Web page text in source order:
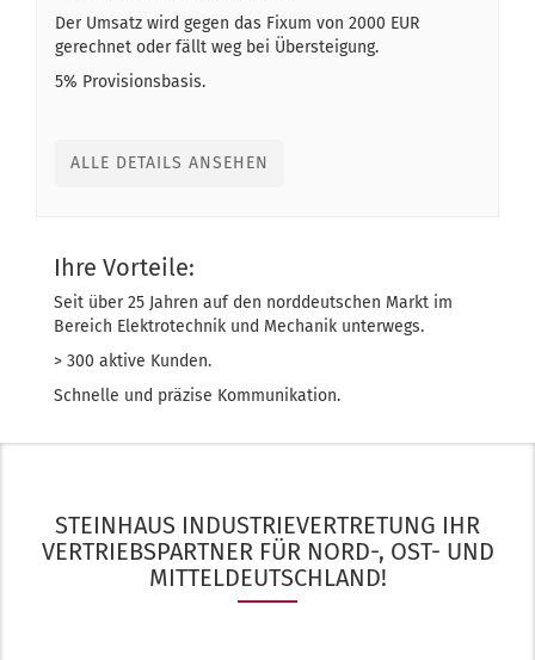
Der Umsatz wird gegen das Fixum von 2000 EUR
gerechnet oder fällt weg bei Übersteigung.
5% Provisionsbasis.
ALLE DETAILS ANSEHEN
Ihre Vorteile:
Seit über 25 Jahren auf den norddeutschen Markt im
Bereich Elektrotechnik und Mechanik unterwegs.
> 300 aktive Kunden.
Schnelle und präzise Kommunikation.
STEINHAUS INDUSTRIEVERTRETUNG IHR
VERTRIEBSPARTNER FÜR NORD-, OST- UND
MITTELDEUTSCHLAND!